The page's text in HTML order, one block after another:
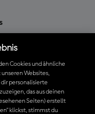
Cookies und ähnliche
Websites,
personalisierte
das aus deinen
Seiten) erstellt
klickst, stimmst du